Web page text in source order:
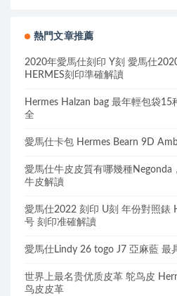
熱門文章推薦
2020年愛馬仕刻印 Y刻 愛馬仕
HERMES刻印準確解讀
Hermes Halzan bag 最年輕包袋
全
愛馬仕卡包 Hermes Bearn 9D
愛馬仕牛皮皮質有哪幾種Negonda
牛皮解讀
愛馬仕2022 刻印 U刻 年份對照錶
号 刻印准確解讀
愛馬仕Lindy 26 togo J7 亞麻藍 最
世界上最名贵优质皮革 鸵鸟皮
鸟皮皮革